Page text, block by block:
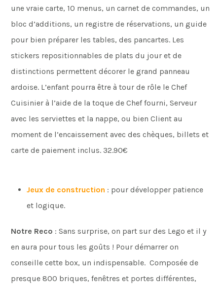
une vraie carte, 10 menus, un carnet de commandes, un
bloc d’additions, un registre de réservations, un guide
pour bien préparer les tables, des pancartes. Les
stickers repositionnables de plats du jour et de
distinctions permettent décorer le grand panneau
ardoise. L’enfant pourra être à tour de rôle le Chef
Cuisinier à l’aide de la toque de Chef fourni, Serveur
avec les serviettes et la nappe, ou bien Client au
moment de l’encaissement avec des chèques, billets et
carte de paiement inclus. 32.90€
Jeux de construction : pour développer patience
et logique.
Notre Reco : Sans surprise, on part sur des Lego et il y
en aura pour tous les goûts ! Pour démarrer on
conseille cette box, un indispensable. Composée de
presque 800 briques, fenêtres et portes différentes,